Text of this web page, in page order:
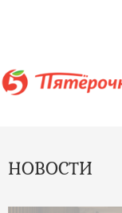
НОВОСТИ